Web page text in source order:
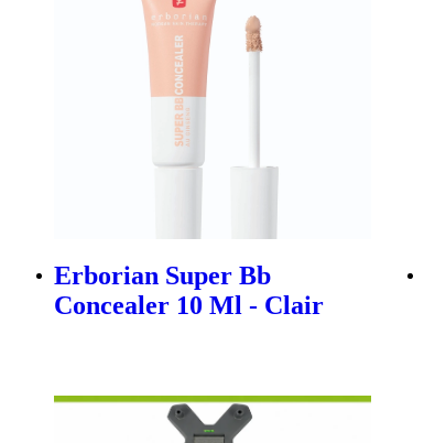
Erborian Super Bb
Concealer 10 Ml - Clair